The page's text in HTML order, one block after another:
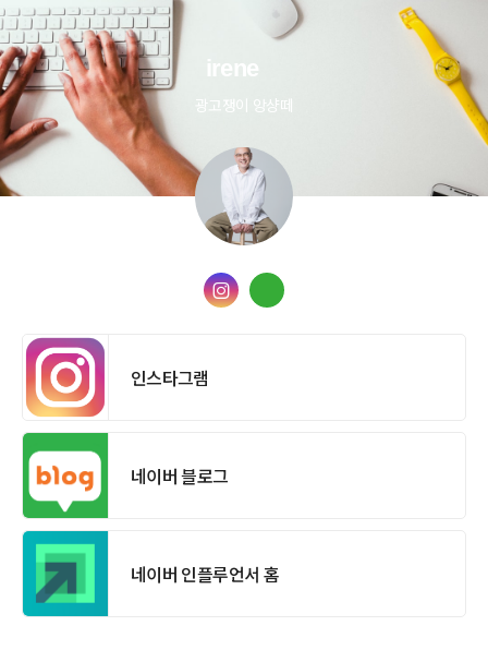
irene
광고쟁이 앙샹떼
인스타그램
네이버 블로그
네이버 인플루언서 홈